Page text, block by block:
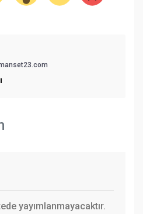
yayımlanmayacaktır.